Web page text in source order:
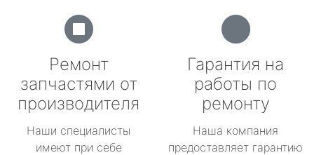
Ремонт
запчастями от
производителя
Наши специалисты
имеют при себе
Гарантия на
работы по
ремонту
Наша компания
предоставляет гарантию